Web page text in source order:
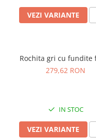
VEZI VARIANTE
Rochita gri cu fundite
279,62 RON
IN STOC
VEZI VARIANTE